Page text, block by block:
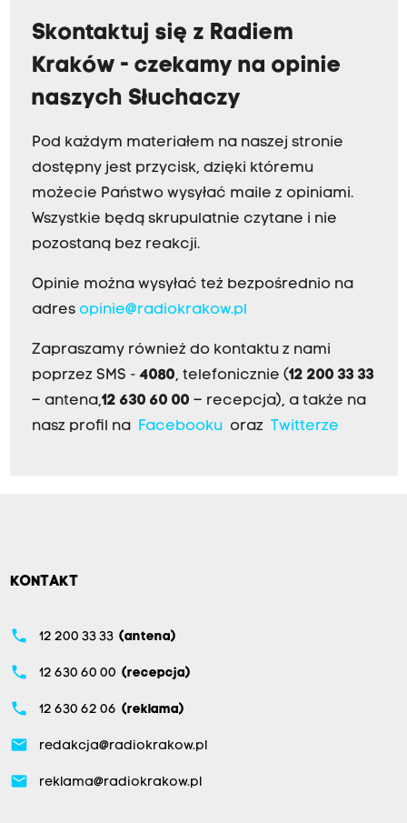
Skontaktuj się z Radiem
Kraków - czekamy na opinie
naszych Słuchaczy
Pod każdym materiałem na naszej stronie
dostępny jest przycisk, dzięki któremu
możecie Państwo wysyłać maile z opiniami.
Wszystkie będą skrupulatnie czytane i nie
pozostaną bez reakcji.
Opinie można wysyłać też bezpośrednio na
adres opinie@radiokrakow.pl
Zapraszamy również do kontaktu z nami
poprzez SMS - 4080, telefonicznie (12 200 33 33
– antena,12 630 60 00 – recepcja), a także na
nasz profil na
Facebookuoraz Twitterze
KONTAKT
phone 12 200 33 33 (antena)
phone 12 630 60 00 (recepcja)
phone 12 630 62 06 (reklama)
email redakcja@radiokrakow.pl
email reklama@radiokrakow.pl